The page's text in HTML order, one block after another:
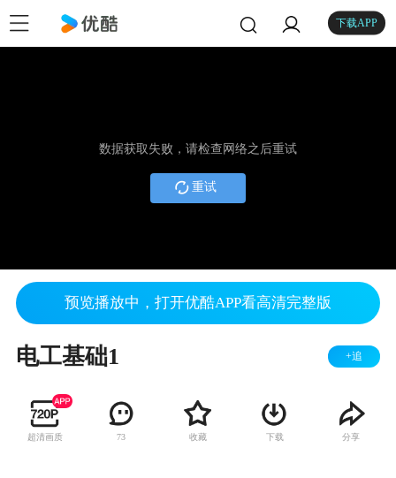
下载APP
数据获取失败，请检查网络之后重试
重试
预览播放中，打开优酷APP看高清完整版
电工基础1 +追
超清画质 73 收藏 下载 分享